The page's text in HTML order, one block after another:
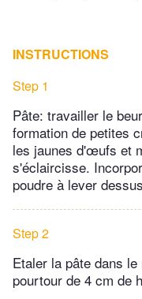
INSTRUCTIONS
Step 1
Pâte: travailler le
formation de petites
les jaunes d'œufs et
s'éclaircisse.
poudre à lever
Step 2
Etaler la pâte dans
pourtour de 4 cm de